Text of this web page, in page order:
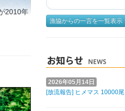
2010年
漁協からの一言を一覧表示
2026年05月14日
[放流報告] ヒメマス 10000尾